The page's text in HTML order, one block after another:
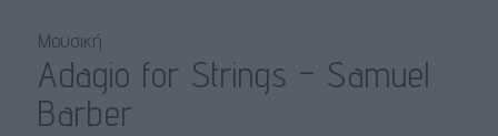
Μουσική
Adagio for Strings – Samuel
Barber